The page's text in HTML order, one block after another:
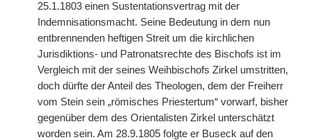
25.1.1803 einen Sustentationsvertrag mit der
Indemnisationsmacht. Seine Bedeutung in dem nun
entbrennenden heftigen Streit um die kirchlichen
Jurisdiktions- und Patronatsrechte des Bischofs ist im
Vergleich mit der seines Weihbischofs Zirkel umstritten,
doch dürfte der Anteil des Theologen, dem der Freiherr
vom Stein sein „römisches Priestertum“ vorwarf, bisher
gegenüber dem des Orientalisten Zirkel unterschätzt
worden sein. Am 28.9.1805 folgte er Buseck auf den